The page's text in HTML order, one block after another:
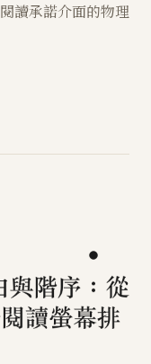
讀承諾介面的物理